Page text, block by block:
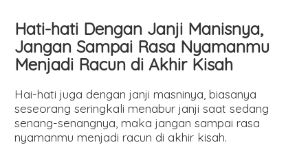
Hati-hati Dengan Janji Manisnya,
Jangan Sampai Rasa Nyamanmu
Menjadi Racun di Akhir Kisah
Hai-hati juga dengan janji masninya, biasanya
seseorang seringkali menabur janji saat sedang
senang-senangnya, maka jangan sampai rasa
nyamanmu menjadi racun di akhir kisah.